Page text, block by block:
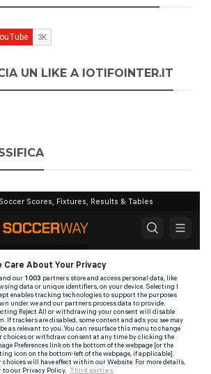
UN LIKE A IOTIFOINTER.IT